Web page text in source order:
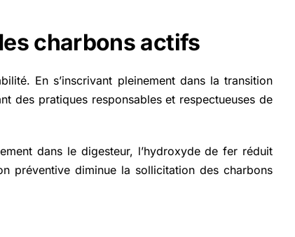
charbons actifs
En s’inscrivant pleinement dans la transition
des pratiques responsables et respectueuses de
dans le digesteur, l’hydroxyde de fer réduit
préventive diminue la sollicitation des charbons